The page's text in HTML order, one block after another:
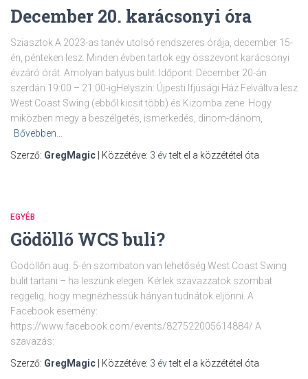
December 20. karácsonyi óra
Sziasztok A 2023-as tanév utolsó rendszeres órája, december 15-
én, pénteken lesz. Minden évben tartok egy összevont karácsonyi
évzáró órát. Amolyan batyus bulit. Időpont: December 20-án
szerdán 19:00 – 21:00-igHelyszín: Újpesti Ifjúsági Ház Felváltva lesz
West Coast Swing (ebből kicsit több) és Kizomba zene. Hogy
miközben megy a beszélgetés, ismerkedés, dinom-dánom,
Bővebben…
Szerző: GregMagic | Közzétéve: 3 évtelt el a közzététel óta
EGYÉB
Gödöllő WCS buli?
Gödöllőn aug. 5-én szombaton van lehetőség West Coast Swing
bulit tartani – ha leszünk elegen. Kérlek szavazzatok szombat
reggelig, hogy megnézhessük hányan tudnátok eljönni. A
Facebook esemény:
https://www.facebook.com/events/827522005614884/ A
szavazás:
Szerző: GregMagic | Közzétéve: 3 évtelt el a közzététel óta